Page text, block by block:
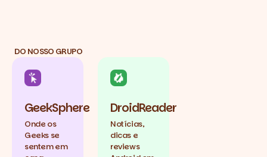
DO NOSSO GRUPO
GeekSphere
Onde os
Geeks se
sentem em
DroidReader
Notícias,
dicas e
reviews